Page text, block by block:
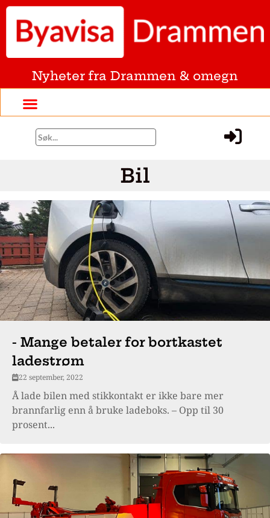
Nyheter fra Drammen & omegn
Bil
- Mange betaler for bortkastet
ladestrøm
22 september, 2022
Å lade bilen med stikkontakt er ikke bare mer
brannfarlig enn å bruke ladeboks. – Opp til 30
prosent...